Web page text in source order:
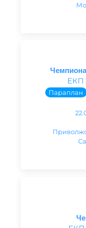
ЕКП
Параплан